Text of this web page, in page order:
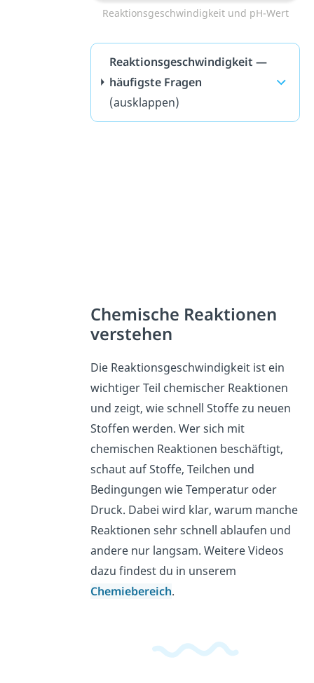
Reaktionsgeschwindigkeit und pH-Wert
Reaktionsgeschwindigkeit —
häufigste Fragen
(ausklappen)
Chemische Reaktionen
verstehen
Die Reaktionsgeschwindigkeit ist ein
wichtiger Teil chemischer Reaktionen
und zeigt, wie schnell Stoffe zu neuen
Stoffen werden. Wer sich mit
chemischen Reaktionen beschäftigt,
schaut auf Stoffe, Teilchen und
Bedingungen wie Temperatur oder
Druck. Dabei wird klar, warum manche
Reaktionen sehr schnell ablaufen und
andere nur langsam. Weitere Videos
dazu findest du in unserem
Chemiebereich.